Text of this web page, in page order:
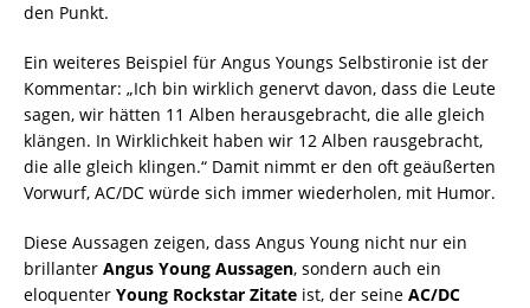
den Punkt.
Ein weiteres Beispiel für Angus Youngs Selbstironie ist der
Kommentar: „Ich bin wirklich genervt davon, dass die Leute
sagen, wir hätten 11 Alben herausgebracht, die alle gleich
klängen. In Wirklichkeit haben wir 12 Alben rausgebracht,
die alle gleich klingen.“ Damit nimmt er den oft geäußerten
Vorwurf, AC/DC würde sich immer wiederholen, mit Humor.
Diese Aussagen zeigen, dass Angus Young nicht nur ein
brillanter Angus Young Aussagen, sondern auch ein
eloquenter Young Rockstar Zitate ist, der seine AC/DC